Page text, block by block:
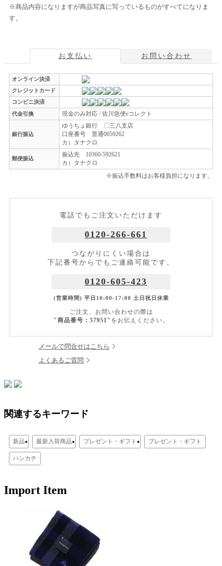
※商品内容になりますが商品写真に写っているものがすべてになりま
す。
お支払い お問い合わせ
オンライン決済
クレジットカード
コンビニ決済
代金引換
現金のみ対応 / 佐川急便eコレクト
銀行振込
ゆうちょ銀行 〇三八支店
口座番号 普通0059262
カ）タナクロ
郵便振込
振込先 10360-592621
カ）タナクロ
※振込手数料はお客様負担になります。
電話でもご注文いただけます
0120-266-661
つながりにくい場合は
下記番号からでもご連絡可能です。
0120-605-423
(営業時間) 平日10:00-17:00 土日祝日休業
ご注文、お問い合わせの際は
"商品番号：57951" をお伝えください。
メールで問合せはこちら
よくあるご質問
関連するキーワード
新品 最新入荷商品 プレゼント・ギフト プレゼント・ギフト
ハンカチ
Import Item